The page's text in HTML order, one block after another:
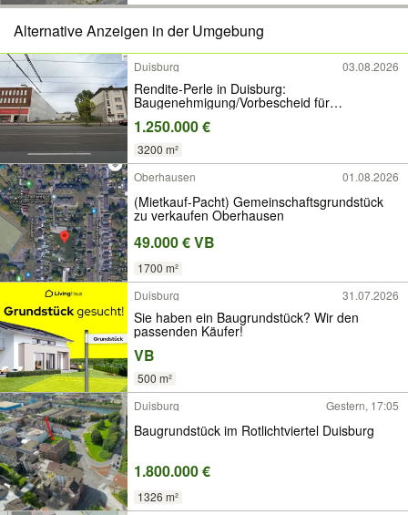
Alternative Anzeigen in der Umgebung
Duisburg 03.08.2026
Rendite-Perle in Duisburg:
Baugenehmigung/Vorbescheid für
Studentenheim vorhanden
1.250.000 €
3200 m²
Oberhausen
01.08.2026
(Mietkauf-Pacht) Gemeinschaftsgrundstück
zu verkaufen Oberhausen
49.000 € VB
1700 m²
Duisburg
31.07.2026
Sie haben ein Baugrundstück? Wir den
passenden Käufer!
VB
500 m²
Duisburg
Gestern, 17:05
Baugrundstück im Rotlichtviertel Duisburg
1.800.000 €
1326 m²